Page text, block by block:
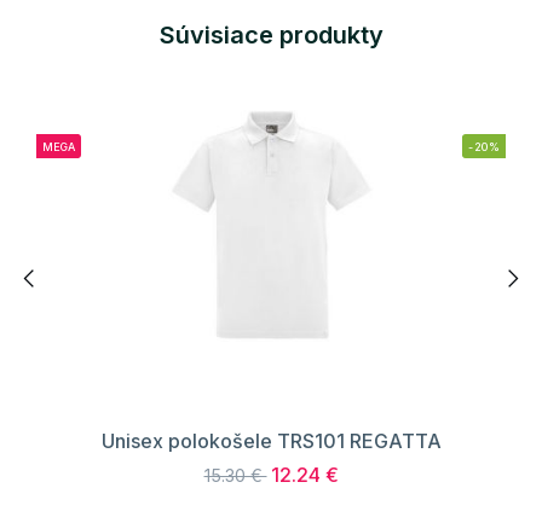
Súvisiace produkty
MEGA -20%
Unisex polokošele TRS101 REGATTA
15.30 € 12.24 €